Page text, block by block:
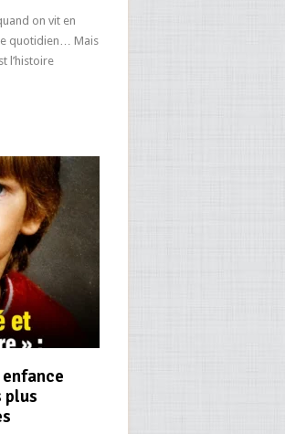
on vit en
quotidien… Mais
l’histoire
plus